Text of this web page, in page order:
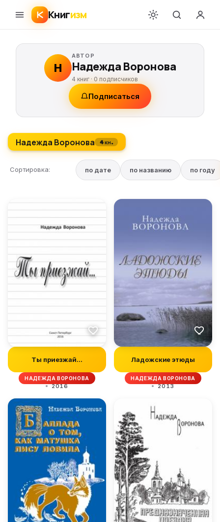
Книгизм
Н
АВТОР
Надежда Воронова
4 книг · 0 подписчиков
Подписаться
Надежда Воронова 4 кн.
Сортировка: по дате по названию по году
Ты приезжай…
НАДЕЖДА ВОРОНОВА
2016
Ладожские этюды
НАДЕЖДА ВОРОНОВА
2013